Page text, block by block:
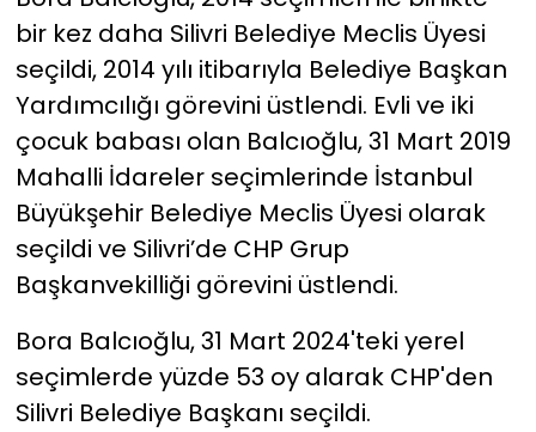
bir kez daha Silivri Belediye Meclis Üyesi
seçildi, 2014 yılı itibarıyla Belediye Başkan
Yardımcılığı görevini üstlendi. Evli ve iki
çocuk babası olan Balcıoğlu, 31 Mart 2019
Mahalli İdareler seçimlerinde İstanbul
Büyükşehir Belediye Meclis Üyesi olarak
seçildi ve Silivri’de CHP Grup
Başkanvekilliği görevini üstlendi.
Bora Balcıoğlu, 31 Mart 2024'teki yerel
seçimlerde yüzde 53 oy alarak CHP'den
Silivri Belediye Başkanı seçildi.